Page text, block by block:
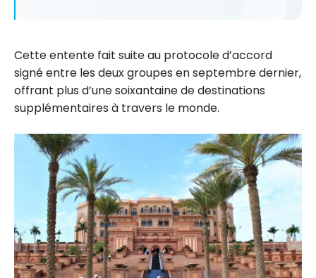
Cette entente fait suite au protocole d’accord
signé entre les deux groupes en septembre dernier,
offrant plus d’une soixantaine de destinations
supplémentaires à travers le monde.